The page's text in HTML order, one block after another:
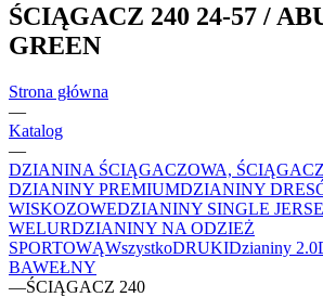
ŚCIĄGACZ 240 24-57 /
GREEN
Strona główna
—
Katalog
—
DZIANINA ŚCIĄGACZOWA,
DZIANINY PREMIUMDZIANINY
WISKOZOWEDZIANINY SINGLE
WELURDZIANINY NA ODZIEŻ
SPORTOWĄWszystkoDRUKIDzianiny 2.0
BAWEŁNY
—ŚCIĄGACZ 240